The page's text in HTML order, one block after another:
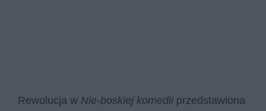
Rewolucja w Nie-boskiej komedii przedstawiona